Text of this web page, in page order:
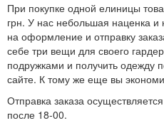
При покупке одной елиницы
грн. У нас небольшая наценка и
на оформление и отправку
себе три вещи для своего
подружками и получить одежду
сайте. К тому же еще вы
Отправка заказа
после 18-00.